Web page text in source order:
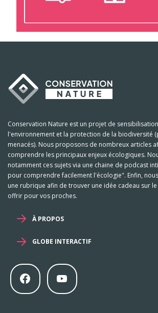
Conservation Nature est un projet de
l'environnement et la protection de la biodiversité
menacés). Nous proposons de nombreux articles
comprendre les principaux enjeux écologiques.
notamment ces sujets via une chaine de podcast
pour comprendre facilement l'écologie". Enfin,
une rubrique afin de trouver une idée cadeau sur
offrir pour vos proches.
À PROPOS
GLOBE INTERACTIF